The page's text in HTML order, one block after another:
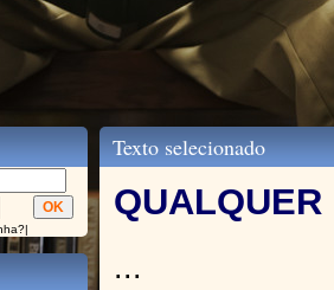
|
Texto selecionado
QUALQUER
...